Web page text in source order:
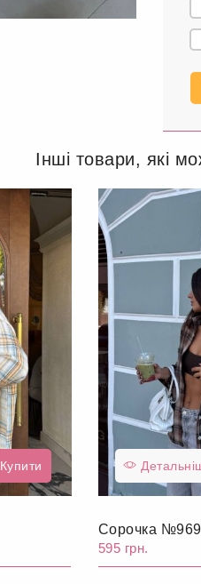
Інші товари, які
Купити
Сорочка
595 грн.